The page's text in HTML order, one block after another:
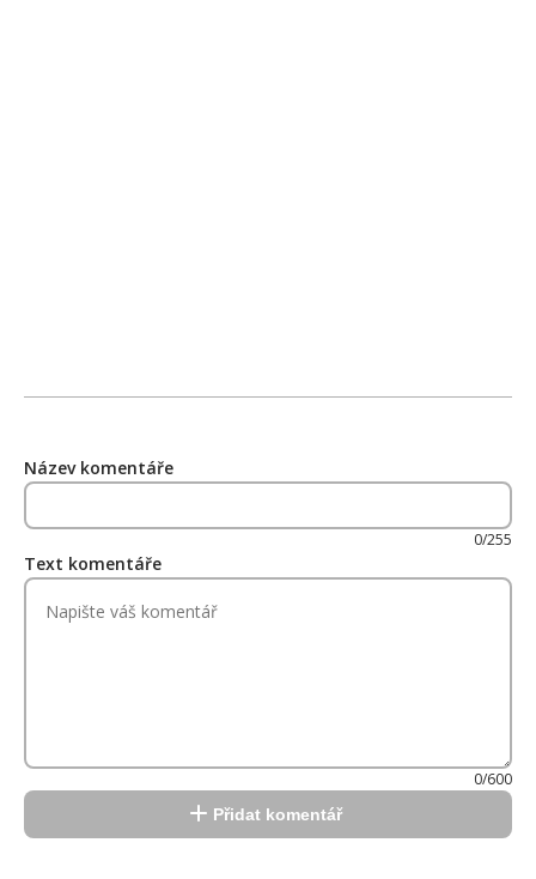
Název komentáře
0/255
Text komentáře
0/600
Přidat komentář